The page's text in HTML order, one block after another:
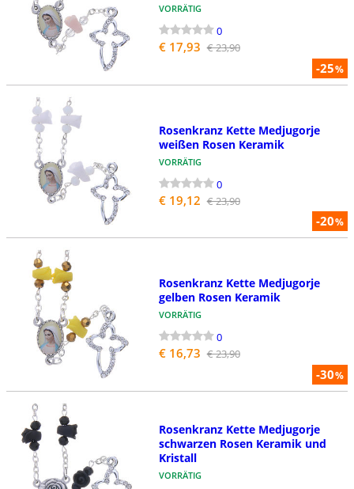
-25%
VORRÄTIG
0
€ 17,93 € 23,90
-20%
Rosenkranz Kette Medjugorje
weißen Rosen Keramik
VORRÄTIG
0
€ 19,12 € 23,90
-30%
Rosenkranz Kette Medjugorje
gelben Rosen Keramik
VORRÄTIG
0
€ 16,73 € 23,90
Rosenkranz Kette Medjugorje
schwarzen Rosen Keramik und
Kristall
VORRÄTIG